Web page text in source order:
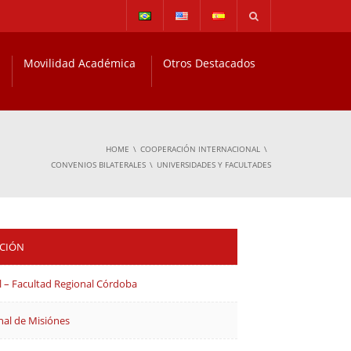
Movilidad Académica Otros Destacados
HOME
COOPERACIÓN INTERNACIONAL
CONVENIOS BILATERALES
UNIVERSIDADES Y FACULTADES
Facultad Regional Córdoba
de Misiónes